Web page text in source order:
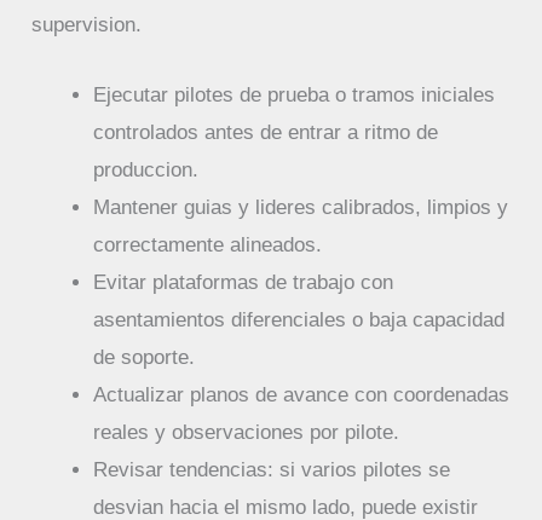
supervision.
Ejecutar pilotes de prueba o tramos iniciales
controlados antes de entrar a ritmo de
produccion.
Mantener guias y lideres calibrados, limpios y
correctamente alineados.
Evitar plataformas de trabajo con
asentamientos diferenciales o baja capacidad
de soporte.
Actualizar planos de avance con coordenadas
reales y observaciones por pilote.
Revisar tendencias: si varios pilotes se
desvian hacia el mismo lado, puede existir